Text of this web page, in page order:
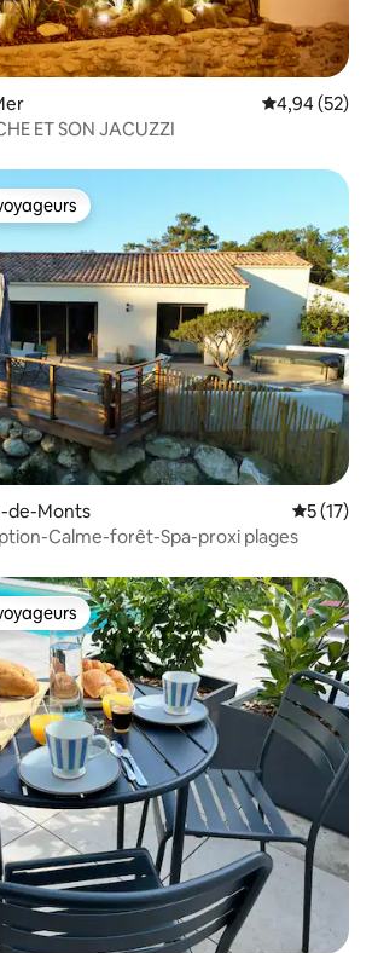
Évaluation
4,94 (52)
ET SON JACUZZI
de-Monts
5 (17)
Calme-forêt-Spa-proxi plages